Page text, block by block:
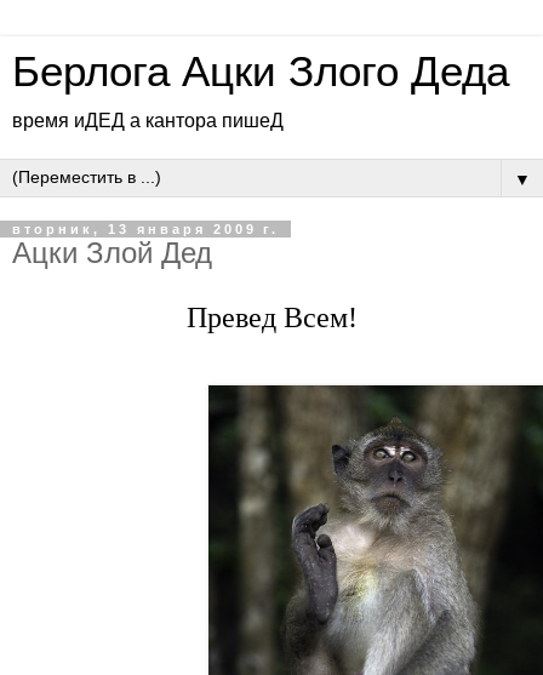
Берлога Ацки Злого Деда
время иДЕД а кантора пишеД
▼
вторник, 13 января 2009 г.
Ацки Злой Дед
Превед Всем!